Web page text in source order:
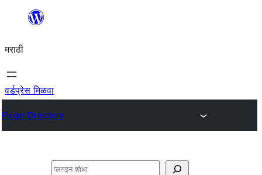
सामुग्रीवर
मराठी
वर्डप्रेस मिळवा
Plugin Directory
शोधा